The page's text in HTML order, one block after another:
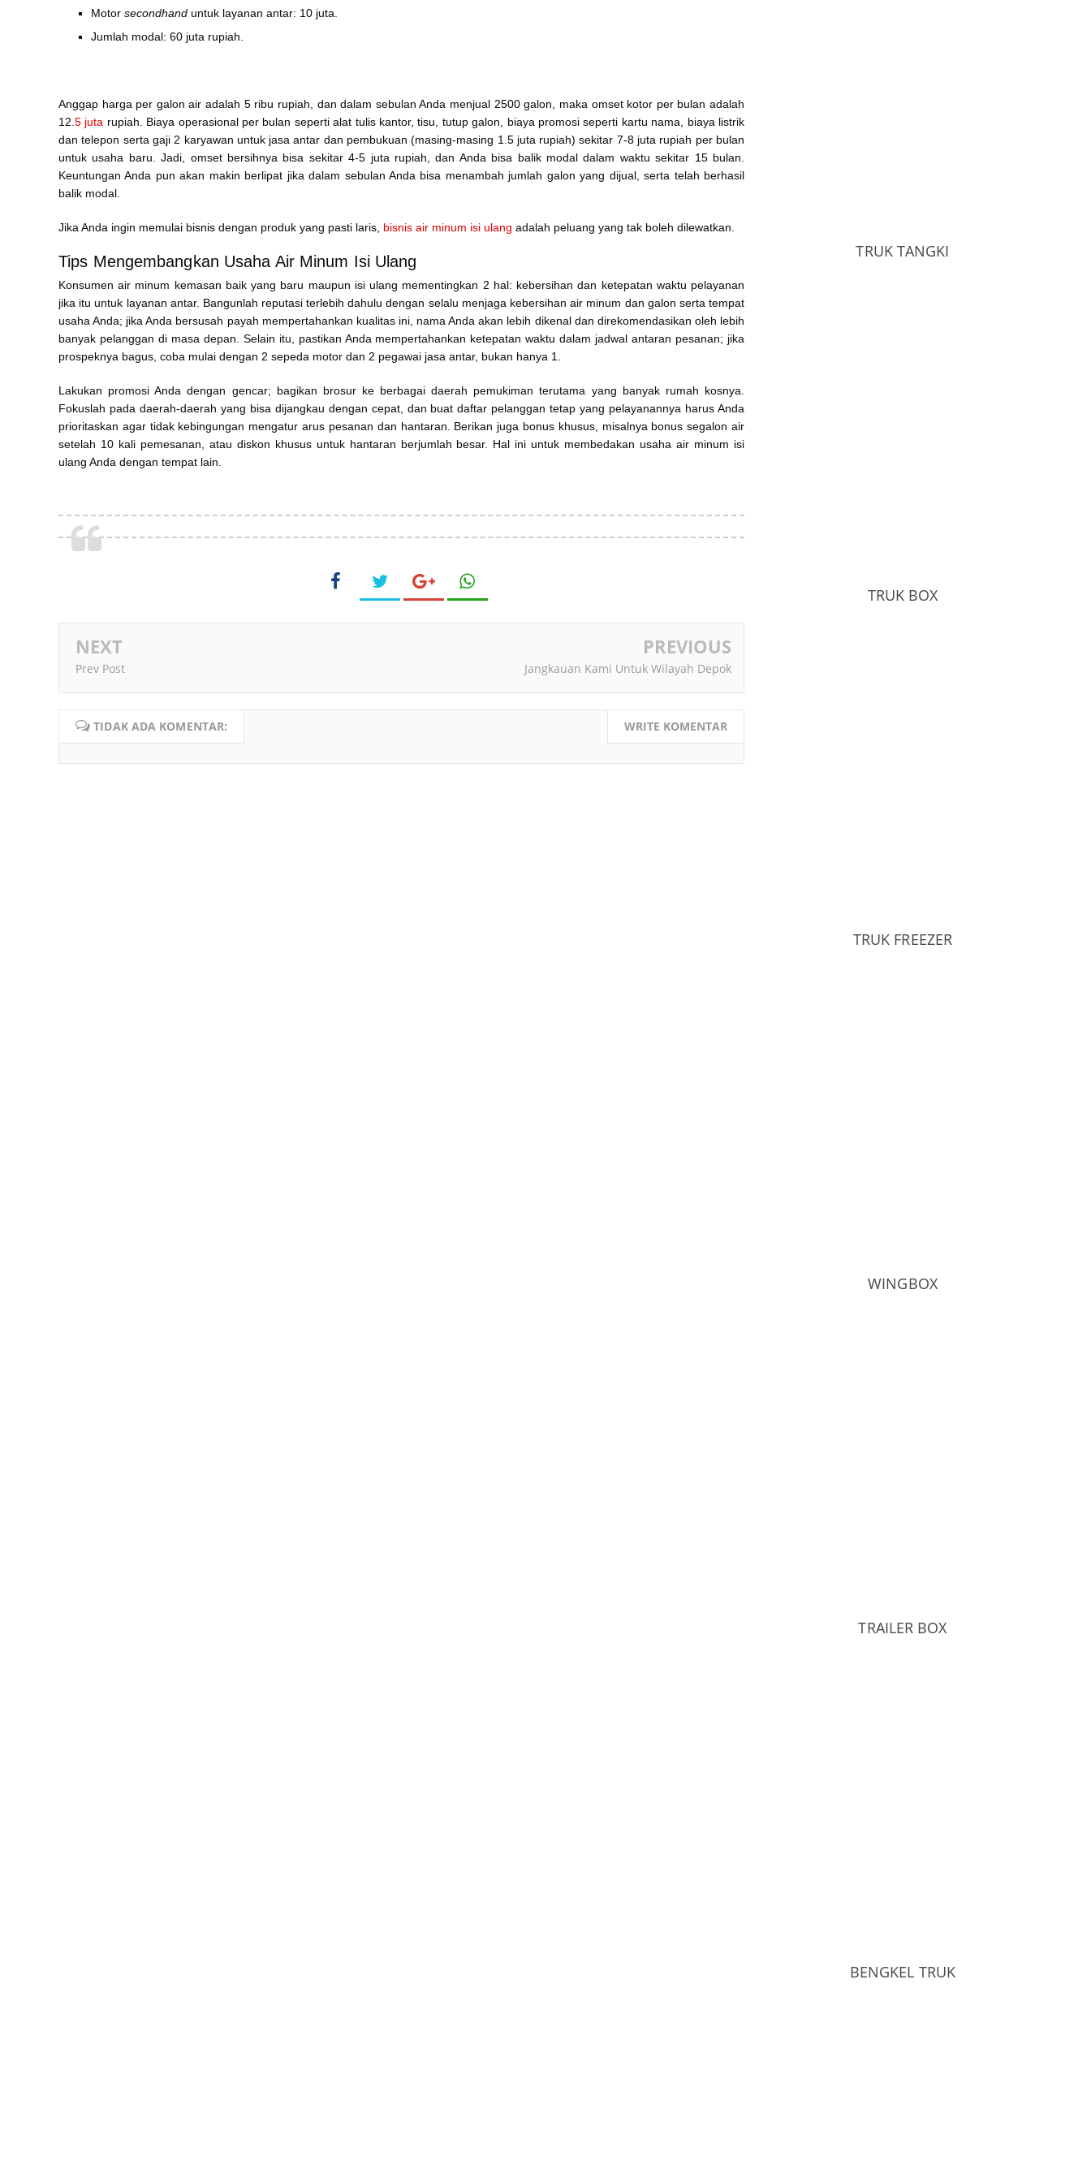
Motor secondhand untuk layanan antar: 10 juta.
Jumlah modal: 60 juta rupiah.
Anggap harga per galon air adalah 5 ribu rupiah, dan dalam sebulan Anda menjual 2500 galon, maka omset kotor per bulan adalah
12. 5 juta rupiah. Biaya operasional per bulan seperti alat tulis kantor, tisu, tutup galon, biaya promosi seperti kartu nama, biaya listrik
dan telepon serta gaji 2 karyawan untuk jasa antar dan pembukuan (masing-masing 1.5 juta rupiah) sekitar 7-8 juta rupiah per bulan
untuk usaha baru. Jadi, omset bersihnya bisa sekitar 4-5 juta rupiah, dan Anda bisa balik modal dalam waktu sekitar 15 bulan.
Keuntungan Anda pun akan makin berlipat jika dalam sebulan Anda bisa menambah jumlah galon yang dijual, serta telah berhasil
balik modal.
Jika Anda ingin memulai bisnis dengan produk yang pasti laris, bisnis air minum isi ulang adalah peluang yang tak boleh dilewatkan.
Tips Mengembangkan Usaha Air Minum Isi Ulang
Konsumen air minum kemasan baik yang baru maupun isi ulang mementingkan 2 hal: kebersihan dan ketepatan waktu pelayanan
jika itu untuk layanan antar. Bangunlah reputasi terlebih dahulu dengan selalu menjaga kebersihan air minum dan galon serta tempat
usaha Anda; jika Anda bersusah payah mempertahankan kualitas ini, nama Anda akan lebih dikenal dan direkomendasikan oleh lebih
banyak pelanggan di masa depan. Selain itu, pastikan Anda mempertahankan ketepatan waktu dalam jadwal antaran pesanan; jika
prospeknya bagus, coba mulai dengan 2 sepeda motor dan 2 pegawai jasa antar, bukan hanya 1.
Lakukan promosi Anda dengan gencar; bagikan brosur ke berbagai daerah pemukiman terutama yang banyak rumah kosnya.
Fokuslah pada daerah-daerah yang bisa dijangkau dengan cepat, dan buat daftar pelanggan tetap yang pelayanannya harus Anda
prioritaskan agar tidak kebingungan mengatur arus pesanan dan hantaran. Berikan juga bonus khusus, misalnya bonus segalon air
setelah 10 kali pemesanan, atau diskon khusus untuk hantaran berjumlah besar. Hal ini untuk membedakan usaha air minum isi
ulang Anda dengan tempat lain.
NEXT
Prev Post
PREVIOUS
Jangkauan Kami Untuk Wilayah Depok
TIDAK ADA KOMENTAR: WRITE KOMENTAR
TRUK TANGKI
TRUK BOX
TRUK FREEZER
WINGBOX
TRAILER BOX
BENGKEL TRUK